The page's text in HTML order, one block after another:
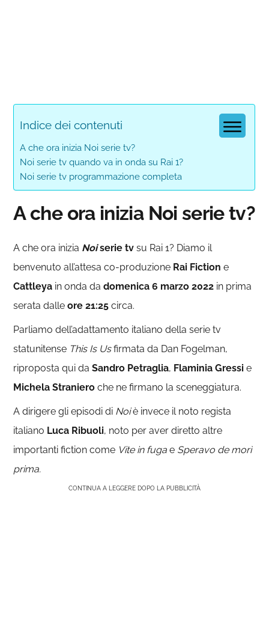
Indice dei contenuti
A che ora inizia Noi serie tv?
Noi serie tv quando va in onda su Rai 1?
Noi serie tv programmazione completa
A che ora inizia Noi serie tv?
A che ora inizia Noiserie tv su Rai 1? Diamo il
benvenuto all’attesa co-produzione Rai Fiction e
Cattleya in onda dadomenica 6 marzo 2022 in prima
serata dalleore 21:25circa.
Parliamo dell’adattamento italiano della serie tv
statunitense This Is Usfirmata da Dan Fogelman,
riproposta qui daSandro Petraglia, Flaminia Gressi e
Michela Straniero che ne firmano la sceneggiatura.
A dirigere gli episodi di Noiè invece il noto regista
italiano Luca Ribuoli, noto per aver diretto altre
importanti fiction come Vite in fugae Speravo de morì
prima.
CONTINUA A LEGGERE DOPO LA PUBBLICITÀ